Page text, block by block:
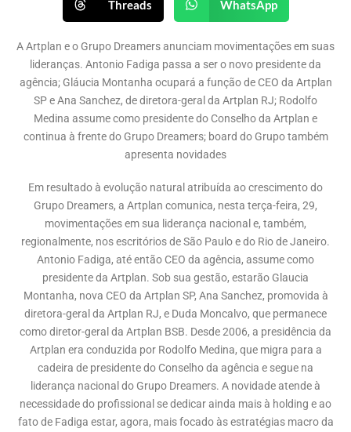
Threads WhatsApp
A Artplan e o Grupo Dreamers anunciam movimentações em suas
lideranças. Antonio Fadiga passa a ser o novo presidente da
agência; Gláucia Montanha ocupará a função de CEO da Artplan
SP e Ana Sanchez, de diretora-geral da Artplan RJ; Rodolfo
Medina assume como presidente do Conselho da Artplan e
continua à frente do Grupo Dreamers; board do Grupo também
apresenta novidades
Em resultado à evolução natural atribuída ao crescimento do
Grupo Dreamers, a Artplan comunica, nesta terça-feira, 29,
movimentações em sua liderança nacional e, também,
regionalmente, nos escritórios de São Paulo e do Rio de Janeiro.
Antonio Fadiga, até então CEO da agência, assume como
presidente da Artplan. Sob sua gestão, estarão Glaucia
Montanha, nova CEO da Artplan SP, Ana Sanchez, promovida à
diretora-geral da Artplan RJ, e Duda Moncalvo, que permanece
como diretor-geral da Artplan BSB. Desde 2006, a presidência da
Artplan era conduzida por Rodolfo Medina, que migra para a
cadeira de presidente do Conselho da agência e segue na
liderança nacional do Grupo Dreamers. A novidade atende à
necessidade do profissional se dedicar ainda mais à holding e ao
fato de Fadiga estar, agora, mais focado às estratégias macro da